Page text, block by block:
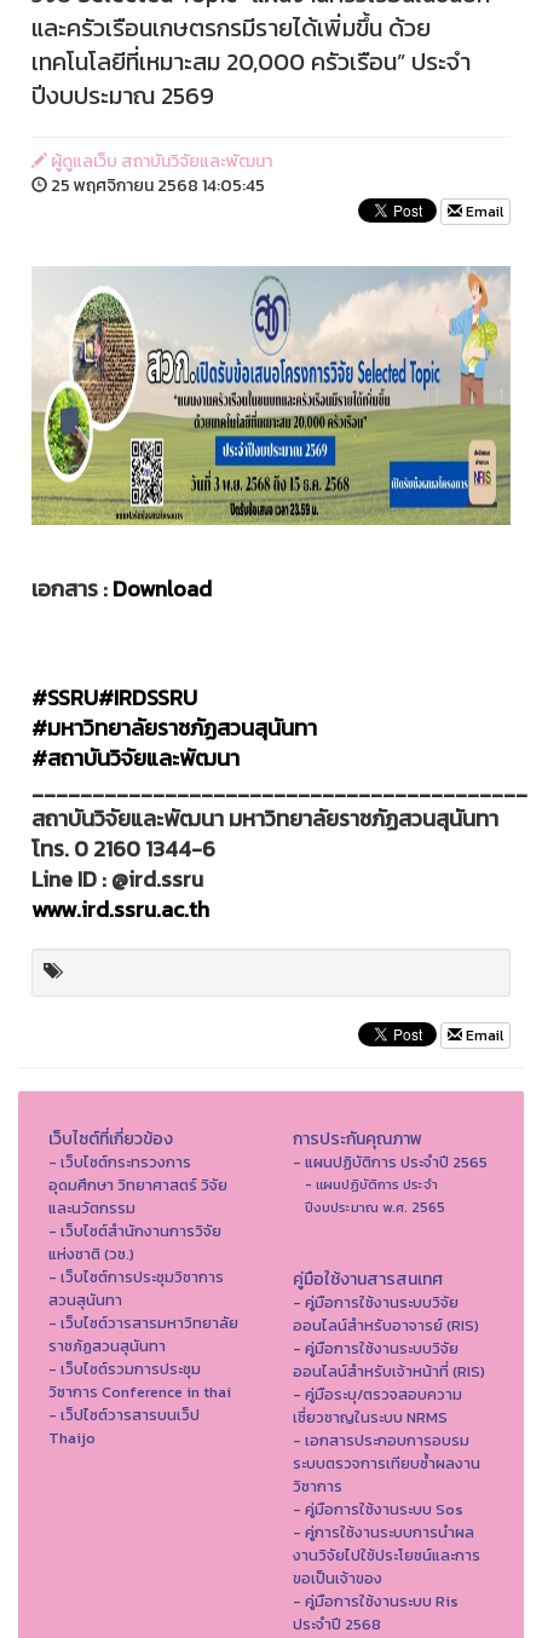
และครัวเรือนเกษตรกรมีรายได้เพิ่มขึ้น ด้วย
เทคโนโลยีที่เหมาะสม 20,000 ครัวเรือน” ประจำ
ปีงบประมาณ 2569
ผู้ดูแลเว็บ สถาบันวิจัยและพัฒนา
25 พฤศจิกายน 2568 14:05:45
Email
เอกสาร :Download
#SSRU#IRDSSRU
#มหาวิทยาลัยราชภัฏสวนสุนันทา
#สถาบันวิจัยและพัฒนา
_________________________________________
สถาบันวิจัยและพัฒนา มหาวิทยาลัยราชภัฏสวนสุนันทา
โทร. 0 2160 1344-6
Line ID : @ird.ssru
www.ird.ssru.ac.th
Email
เว็บไซต์ที่เกี่ยวข้อง
- เว็บไซต์กระทรวงการ
อุดมศึกษา วิทยาศาสตร์ วิจัย
และนวัตกรรม
- เว็บไซต์สำนักงานการวิจัย
แห่งชาติ (วช.)
- เว็บไซต์การประชุมวิชาการ
สวนสุนันทา
- เว็บไซต์วารสารมหาวิทยาลัย
ราชภัฏสวนสุนันทา
- เว็บไซต์รวมการประชุม
วิชาการ Conference in thai
- เว็ปไซต์วารสารบนเว็ป
Thaijo
การประกันคุณภาพ
- แผนปฏิบัติการ ประจำปี 2565
- แผนปฏิบัติการ ประจำ
ปีงบประมาณ พ.ศ. 2565
คู่มือใช้งานสารสนเทศ
- คู่มือการใช้งานระบบวิจัย
ออนไลน์สำหรับอาจารย์ (RIS)
- คู่มือการใช้งานระบบวิจัย
ออนไลน์สำหรับเจ้าหน้าที่ (RIS)
- คู่มือระบุ/ตรวจสอบความ
เชี่ยวชาญในระบบ NRMS
- เอกสารประกอบการอบรม
ระบบตรวจการเทียบซ้ำผลงาน
วิชาการ
- คู่มือการใช้งานระบบ Sos
- คู่การใช้งานระบบการนำผล
งานวิจัยไปใช้ประโยชน์และการ
ขอเป็นเจ้าของ
- คู่มือการใช้งานระบบ Ris
ประจำปี 2568